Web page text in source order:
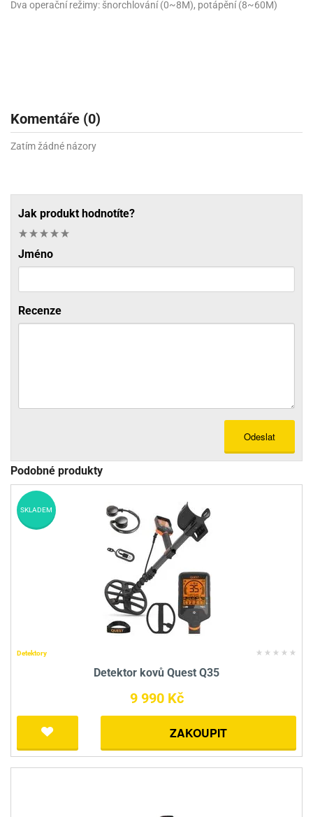
Dva operační režimy: šnorchlování (0~8M), potápění (8~60M)
Komentáře (0)
Zatím žádné názory
Jak produkt hodnotíte?
Jméno
Recenze
Odeslat
Podobné produkty
Detektory
Detektor kovů Quest Q35
9 990 Kč
ZAKOUPIT
SKLADEM